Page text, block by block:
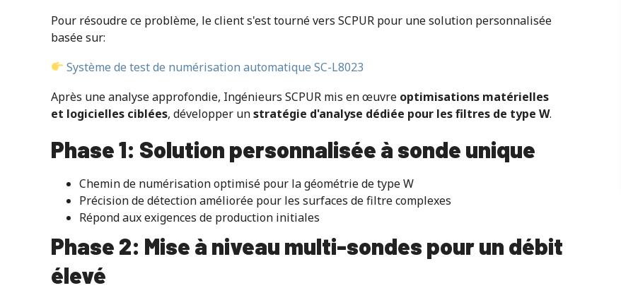
Pour résoudre ce problème, le client s'est tourné vers SCPUR pour une solution personnalisée
basée sur:
Système de test de numérisation automatique SC-L8023
Après une analyse approfondie, Ingénieurs SCPUR mis en œuvre optimisations matérielles
et logicielles ciblées, développer unstratégie d'analyse dédiée pour les filtres de type W.
Phase 1: Solution personnalisée à sonde unique
Chemin de numérisation optimisé pour la géométrie de type W
Précision de détection améliorée pour les surfaces de filtre complexes
Répond aux exigences de production initiales
Phase 2: Mise à niveau multi-sondes pour un débit
élevé